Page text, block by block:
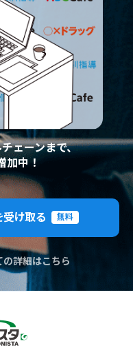
ェーンまで、
加中！
受け取る 無料
詳細はこちら